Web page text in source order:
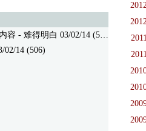
容 - 难得明白 03/02/14 (502)
02/14 (506)